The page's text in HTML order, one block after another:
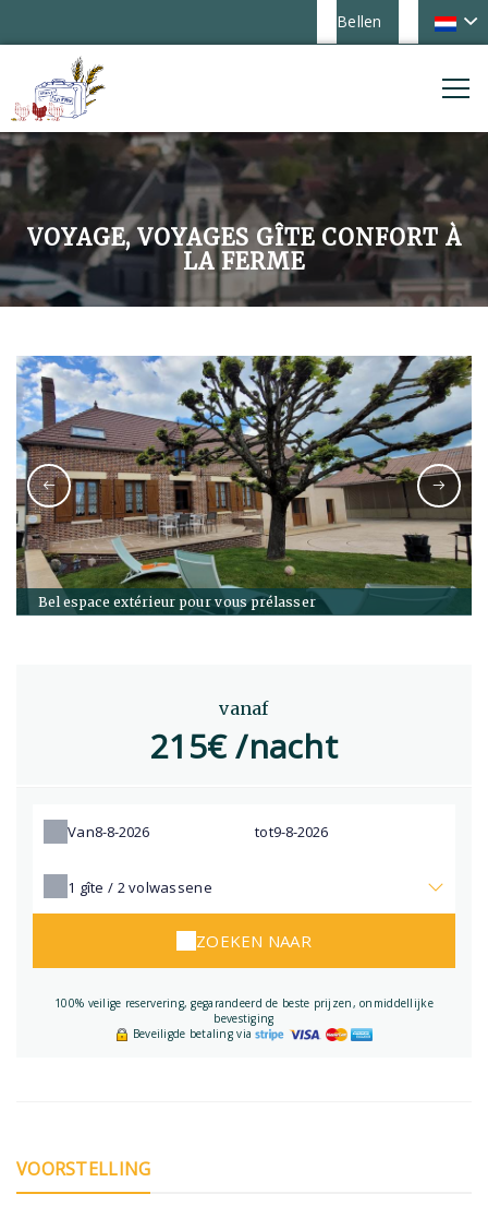
Bellen
VOYAGE, VOYAGES GÎTE CONFORT À
LA FERME
Bel espace extérieur pour vous prélasser
vanaf
215€ /nacht
Van tot
1 gîte / 2volwassene
ZOEKEN NAAR
100% veilige reservering, gegarandeerd de beste prijzen, onmiddellijke
bevestiging
Beveiligde betaling via
VOORSTELLING